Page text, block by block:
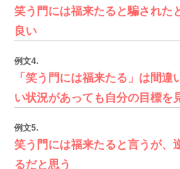
笑う門には福来たると騙された
良い
例文4.
「笑う門には福来たる」は間違
い状況があっても自分の目標を
例文5.
笑う門には福来たると言うが、
るだと思う